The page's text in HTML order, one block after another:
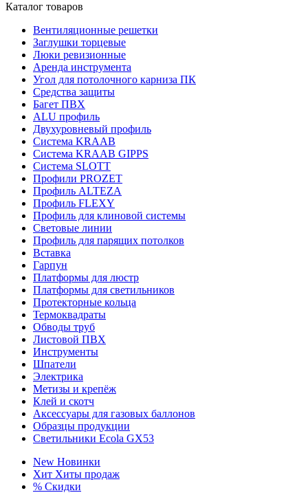
Каталог товаров
Вентиляционные решетки
Заглушки торцевые
Люки ревизионные
Аренда инструмента
Угол для потолочного карниза ПК
Средства защиты
Багет ПВХ
ALU профиль
Двухуровневый профиль
Система KRAAB
Система KRAAB GIPPS
Система SLOTT
Профили PROZET
Профиль ALTEZA
Профиль FLEXY
Профиль для клиновой системы
Световые линии
Профиль для парящих потолков
Вставка
Гарпун
Платформы для люстр
Платформы для светильников
Протекторные кольца
Термоквадраты
Обводы труб
Листовой ПВХ
Инструменты
Шпатели
Электрика
Метизы и крепёж
Клей и скотч
Аксессуары для газовых баллонов
Образцы продукции
Светильники Ecola GX53
New Новинки
Хит Хиты продаж
% Скидки